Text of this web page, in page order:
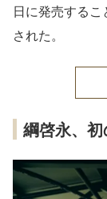
日に発売する
された。
綱啓永、